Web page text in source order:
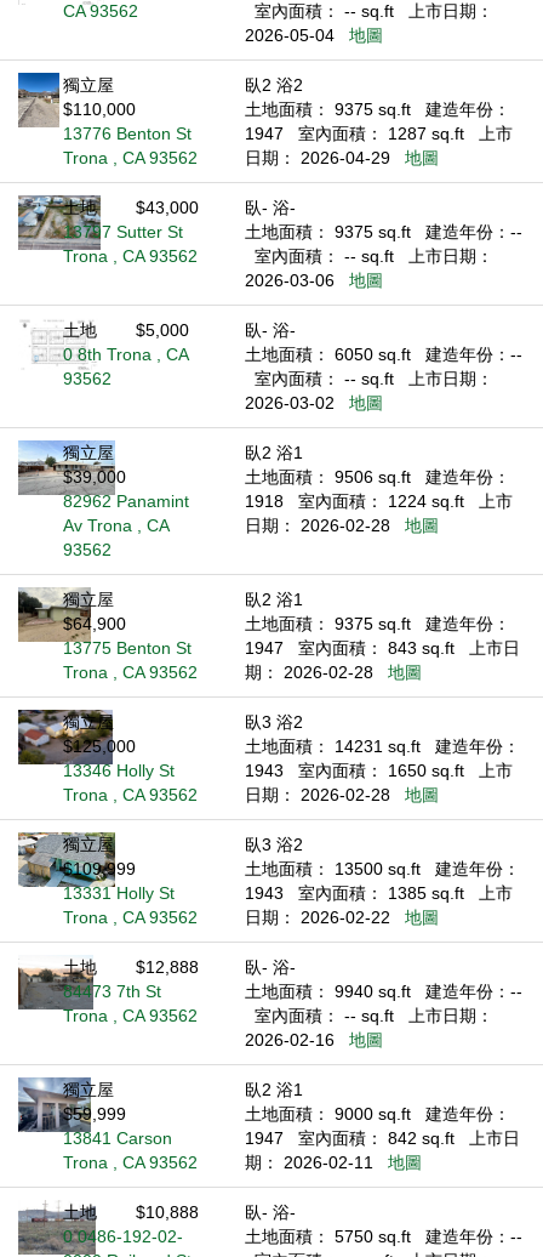
CA 93562
室內面積： -- sq.ft
上市日期：
2026-05-04
地圖
獨立屋
$110,000
13776 Benton St
Trona , CA 93562
臥2 浴2
土地面積： 9375 sq.ft
建造年份：
1947
室內面積： 1287 sq.ft
上市
日期： 2026-04-29
地圖
土地
$43,000
13797 Sutter St
Trona , CA 93562
臥- 浴-
土地面積： 9375 sq.ft
建造年份：--
室內面積： -- sq.ft
上市日期：
2026-03-06
地圖
土地
$5,000
0 8th Trona , CA
93562
臥- 浴-
土地面積： 6050 sq.ft
建造年份：--
室內面積： -- sq.ft
上市日期：
2026-03-02
地圖
獨立屋
$39,000
82962 Panamint
Av Trona , CA
93562
臥2 浴1
土地面積： 9506 sq.ft
建造年份：
1918
室內面積： 1224 sq.ft
上市
日期： 2026-02-28
地圖
獨立屋
$64,900
13775 Benton St
Trona , CA 93562
臥2 浴1
土地面積： 9375 sq.ft
建造年份：
1947
室內面積： 843 sq.ft
上市日
期： 2026-02-28
地圖
獨立屋
$125,000
13346 Holly St
Trona , CA 93562
臥3 浴2
土地面積： 14231 sq.ft
建造年份：
1943
室內面積： 1650 sq.ft
上市
日期： 2026-02-28
地圖
獨立屋
$109,999
13331 Holly St
Trona , CA 93562
臥3 浴2
土地面積： 13500 sq.ft
建造年份：
1943
室內面積： 1385 sq.ft
上市
日期： 2026-02-22
地圖
土地
$12,888
84473 7th St
Trona , CA 93562
臥- 浴-
土地面積： 9940 sq.ft
建造年份：--
室內面積： -- sq.ft
上市日期：
2026-02-16
地圖
獨立屋
$59,999
13841 Carson
Trona , CA 93562
臥2 浴1
土地面積： 9000 sq.ft
建造年份：
1947
室內面積： 842 sq.ft
上市日
期： 2026-02-11
地圖
土地
$10,888
0 0486-192-02-
臥- 浴-
土地面積： 5750 sq.ft
建造年份：--